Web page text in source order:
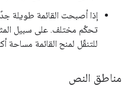
إذا أصبحت القائمة طويلة
تحكّم مختلف. على سبيل
للتنقّل لمنح القائمة مساحة
مناطق النص